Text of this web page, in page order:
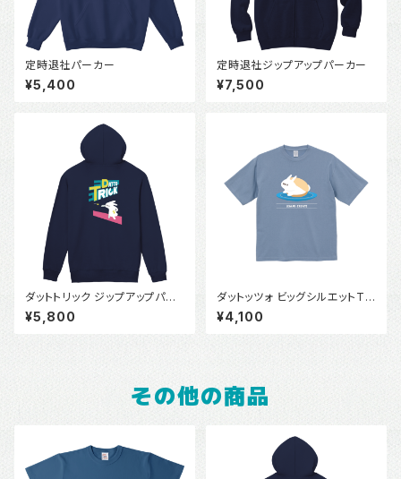
定時退社パーカー
¥5,400
定時退社ジップアップパーカー
¥7,500
ダットトリック ジップアップパー
カー
¥5,800
ダットッツォ ビッグシルエットTシ
ャツ
¥4,100
その他の商品